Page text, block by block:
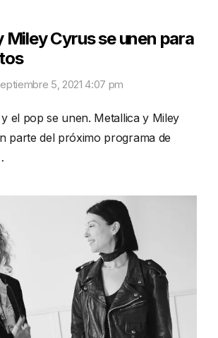
Miley Cyrus se unen para
5, 2021 4:07 pm
el pop se unen. Metallica y Miley
parte del próximo programa de